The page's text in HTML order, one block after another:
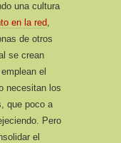
una cultura
en la red,
de otros
se crean
el
necesitan los
que poco a
Pero
el